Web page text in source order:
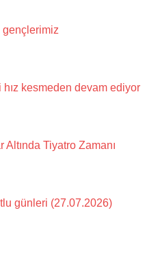
gençlerimiz
kesmeden devam ediyor
Altında Tiyatro Zamanı
günleri (27.07.2026)